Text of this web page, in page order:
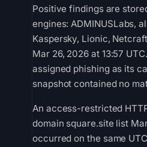
Positive findings are
engines: ADMINUSLabs,
Kaspersky, Lionic,
Mar 26, 2026 at 13:57
assigned phishing as its
snapshot contained no
An access-restricted
domain square.site list
occurred on the same